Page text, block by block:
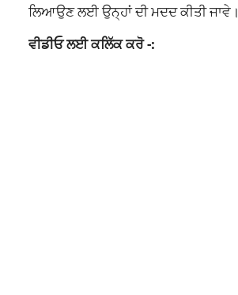
ਲਿਆਉਣ ਲਈ ਉਨ੍ਹਾਂ ਦੀ ਮਦਦ ਕੀਤੀ ਜਾਵੇ।
ਵੀਡੀਓ ਲਈ ਕਲਿੱਕ ਕਰੋ -: